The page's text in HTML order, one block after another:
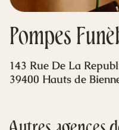
Blog
Pompes
143 Rue De La
39400 Hauts de